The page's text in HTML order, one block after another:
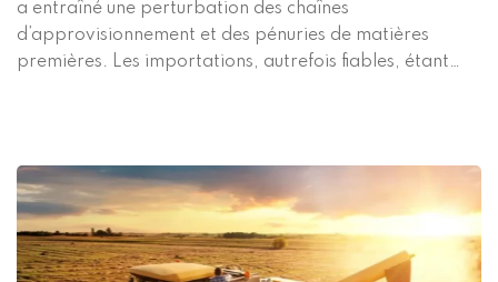
a entraîné une perturbation des chaînes
d’approvisionnement et des pénuries de matières
premières. Les importations, autrefois fiables, étant
fait […]